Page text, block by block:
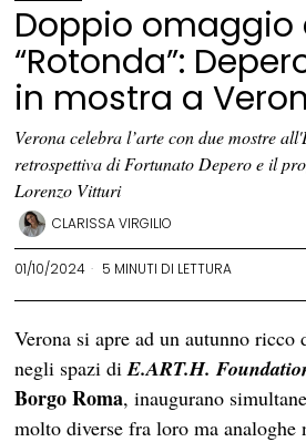
Doppio omaggio
“Rotonda”:
in mostra a
Verona celebra l’arte con due mostre
retrospettiva di Fortunato Depero e il
Lorenzo Vitturi
CLARISSA VIRGILIO
01/10/2024 5 MINUTI DI LETTURA
Verona si apre ad un autunno
negli spazi diE.ART.H.
Borgo Roma, inaugurano
molto diverse fra loro ma analoghe